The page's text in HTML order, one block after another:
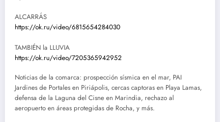
ALCARRÁS
https://ok.ru/video/6815654284030
TAMBIÉN la LLUVIA
https://ok.ru/video/7205365942952
Noticias de la comarca: prospección sísmica en el mar, PAI
Jardines de Portales en Piriápolis, cercas captoras en Playa Lamas,
defensa de la Laguna del Cisne en Marindia, rechazo al
aeropuerto en áreas protegidas de Rocha, y más.